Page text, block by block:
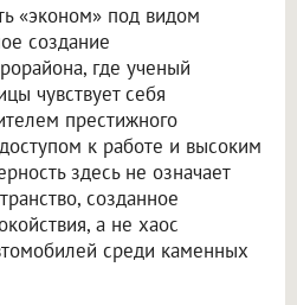
«эконом» под видом
создание
где ученый
чувствует себя
престижного
к работе и высоким
здесь не означает
созданное
а не хаос
среди каменных